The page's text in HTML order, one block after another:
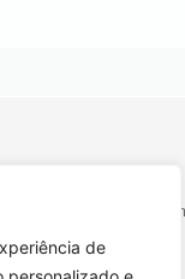
de
alguma dúvida, entre